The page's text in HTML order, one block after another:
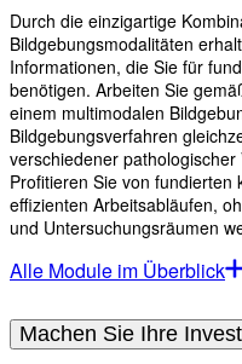
Durch die einzigartige
Bildgebungsmodalitäten
Informationen, die Sie für
benötigen. Arbeiten Sie
einem multimodalen
Bildgebungsverfahren
verschiedener
Profitieren Sie von fundierten
effizienten Arbeitsabläufen,
und Untersuchungsräumen
Alle Module im Überblick
Machen Sie Ihre